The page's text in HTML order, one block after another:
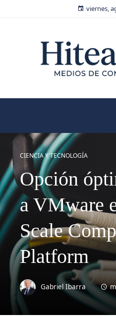
viernes,
CIENCIA Y TECNOLOGÍA
Opción
a VMware
Scale
Platform
Gabriel Ibarra